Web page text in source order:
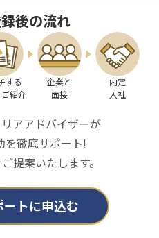
後の流れ
する
紹介
企業と
面接
内定
入社
アアドバイザーが
を徹底サポート!
提案いたします。
ートに申込む